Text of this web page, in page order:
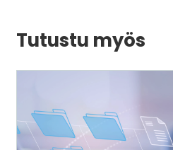
määrä
Tutustu myös